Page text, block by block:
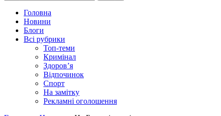
Головна
Новини
Блоги
Всі рубрики
Топ-теми
Кримінал
Здоров’я
Відпочинок
Спорт
На замітку
Рекламні оголошення